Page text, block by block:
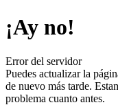
¡Ay no!
Error del servidor
Puedes actualizar la
de nuevo más tarde.
problema cuanto antes.